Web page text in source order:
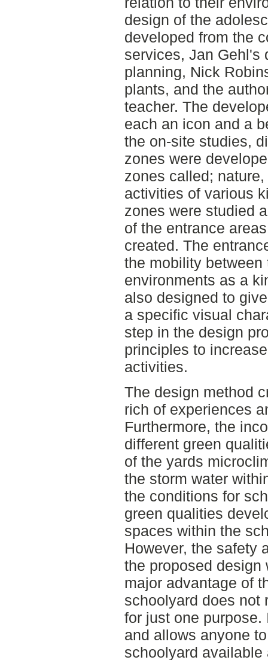
design of the
developed from the
services, Jan Gehl's
planning, Nick
plants, and the
teacher. The
each an icon and a
the on-site studies,
zones were
zones called;
activities of various
zones were studied
of the entrance
created. The
the mobility
environments as a
also designed to
a specific visual
step in the design
principles to
activities.
The design method
rich of experiences
Furthermore, the
different green
of the yards
the storm water
the conditions for
green qualities
spaces within the
However, the safety
the proposed design
major advantage of
schoolyard does not
for just one
and allows anyone
schoolyard